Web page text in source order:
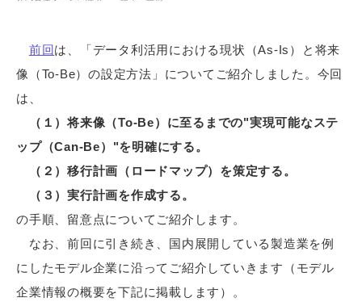
前回は、「データ利活用における現状（As-Is）と将来
像（To-Be）の設定方法」についてご紹介しました。今回
は、
（１）将来像（To-Be）に至るまでの"実現可能なステ
ップ（Can-Be）"を明確にする。
（２）移行計画（ロードマップ）を策定する。
（３）実行計画を作成する。
の手順、留意点についてご紹介します。
なお、前回に引き続き、国内展開している製造業を例
にしたモデル企業に沿ってご紹介していきます（モデル
企業情報の概要を下記に掲載します）。